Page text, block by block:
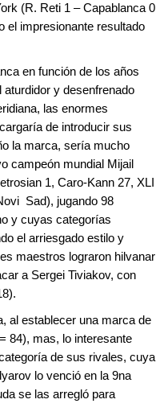
(R. Reti 1 – Capablanca 0
el impresionante resultado
en función de los años
y desenfrenado
las enormes
de introducir sus
la marca, sería mucho
campeón mundial Mijail
1, Caro-Kann 27, XLI
Sad), jugando 98
y cuyas categorías
el arriesgado estilo y
maestros lograron hilvanar
a Sergei Tiviakov, con
al establecer una marca de
84), mas, lo interesante
de sus rivales, cuya
lo venció en la 9na
se las arregló para